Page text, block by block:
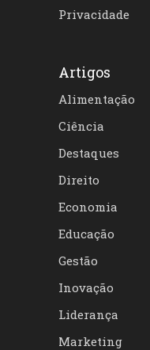
Privacidade
Artigos
Alimentação
Ciência
Destaques
Direito
Economia
Educação
Gestão
Inovação
Liderança
Marketing